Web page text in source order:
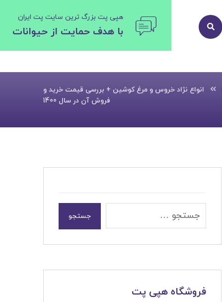
هپی پت بزرگ ترین سایت پت ایران
با هدف حمایت از حیوانات
انواع نژاد خروس و مرغ کوشین + بررسی قیمت خرید و
فروش آن در سال 1400
جستجو
فروشگاه هپی پت